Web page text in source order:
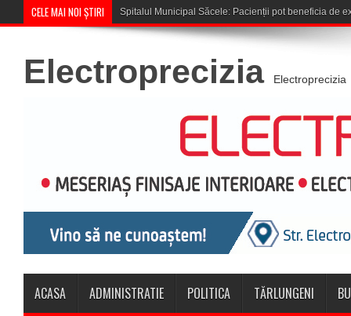
CELE MAI NOI ȘTIRI Cupa României: CSM Săcele întâlneșt
Electroprecizia Electroprecizia
ACASA ADMINISTRATIE POLITICA TĂRLUNGENI